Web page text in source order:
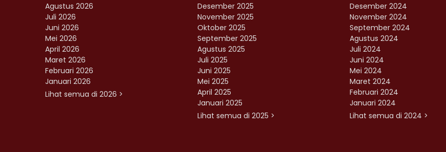
Agustus 2026
Juli 2026
Juni 2026
Mei 2026
April 2026
Maret 2026
Februari 2026
Januari 2026
Lihat semua di 2026 >
Desember 2025
November 2025
Oktober 2025
September 2025
Agustus 2025
Juli 2025
Juni 2025
Mei 2025
April 2025
Januari 2025
Lihat semua di 2025 >
Desember 2024
November 2024
September 2024
Agustus 2024
Juli 2024
Juni 2024
Mei 2024
Maret 2024
Februari 2024
Januari 2024
Lihat semua di 2024 >